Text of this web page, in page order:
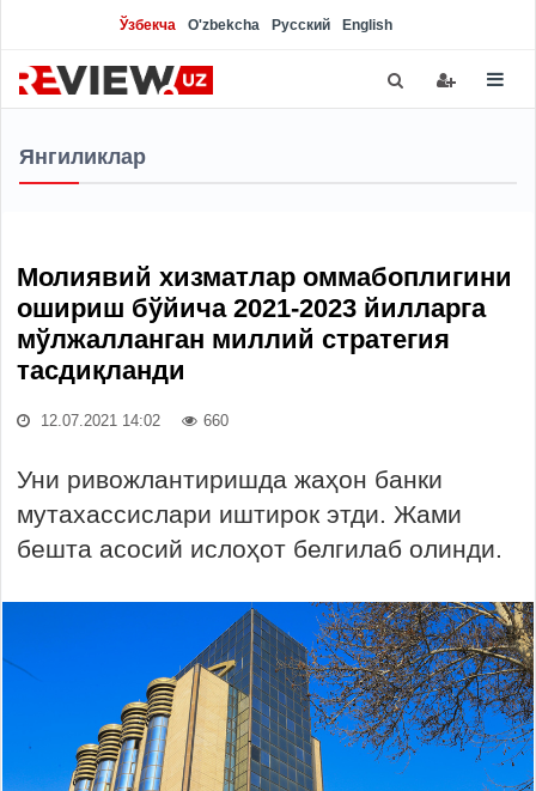
Ўзбекча O'zbekcha Русский English
Янгиликлар
Молиявий хизматлар оммабоплигини
ошириш бўйича 2021-2023 йилларга
мўлжалланган миллий стратегия
тасдиқланди
12.07.2021 14:02 660
Уни ривожлантиришда жаҳон банки
мутахассислари иштирок этди. Жами
бешта асосий ислоҳот белгилаб олинди.